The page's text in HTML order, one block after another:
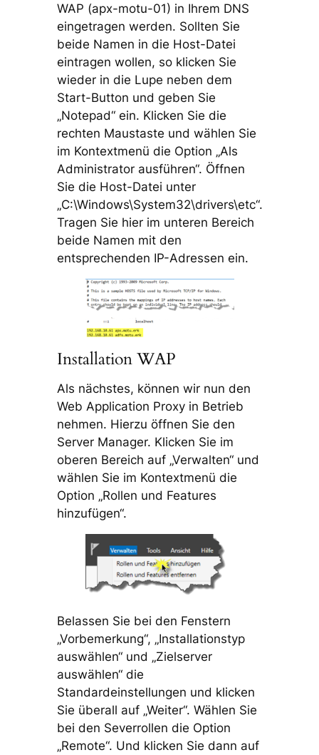
WAP (apx-motu-01) in Ihrem DNS
eingetragen werden. Sollten Sie
beide Namen in die Host-Datei
eintragen wollen, so klicken Sie
wieder in die Lupe neben dem
Start-Button und geben Sie
„Notepad“ ein. Klicken Sie die
rechten Maustaste und wählen Sie
im Kontextmenü die Option „Als
Administrator ausführen“. Öffnen
Sie die Host-Datei unter
„C:\Windows\System32\drivers\etc“.
Tragen Sie hier im unteren Bereich
beide Namen mit den
entsprechenden IP-Adressen ein.
Installation WAP
Als nächstes, können wir nun den
Web Application Proxy in Betrieb
nehmen. Hierzu öffnen Sie den
Server Manager. Klicken Sie im
oberen Bereich auf „Verwalten“ und
wählen Sie im Kontextmenü die
Option „Rollen und Features
hinzufügen“.
Belassen Sie bei den Fenstern
„Vorbemerkung“, „Installationstyp
auswählen“ und „Zielserver
auswählen“ die
Standardeinstellungen und klicken
Sie überall auf „Weiter“. Wählen Sie
bei den Severrollen die Option
„Remote“. Und klicken Sie dann auf